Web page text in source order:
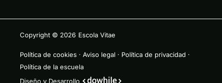
Copyright © 2026 Escola Vitae
Política de cookies · Aviso legal · Política de privacidad ·
Política de la escuela
Diseño y Desarrollo